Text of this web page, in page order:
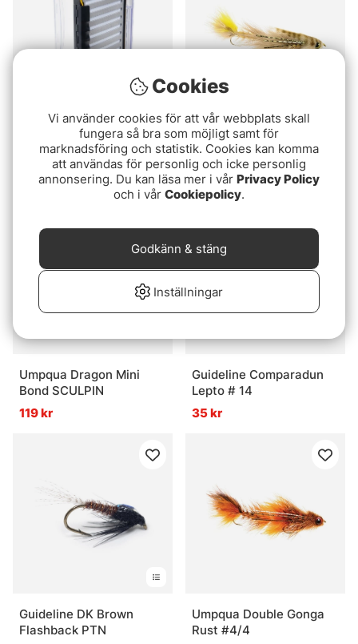
Guideline Double Side
Stillwater Flybox
399 kr
Guideline Double Gonga
Tan/Yellow #4/4
139 kr
Umpqua Dragon Mini
Bond SCULPIN
119 kr
Guideline Comparadun
Lepto # 14
35 kr
Guideline DK Brown
Flashback PTN
Umpqua Double Gonga
Rust #4/4
Cookies
Vi använder cookies för att vår webbplats skall
fungera så bra som möjligt samt för
marknadsföring och statistik. Cookies kan komma
att användas för personlig och icke personlig
annonsering. Du kan läsa mer i vår Privacy Policy
och i vår Cookiepolicy.
Inställningar
Godkänn & stäng